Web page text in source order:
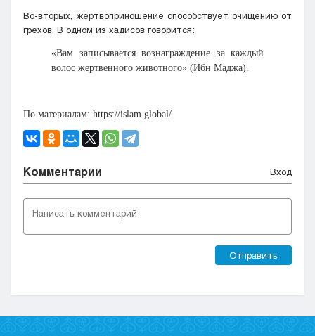
Во-вторых, жертвоприношение способствует очищению от
грехов. В одном из хадисов говорится:
«Вам записывается вознаграждение за каждый
волос жертвенного животного» (Ибн Маджа).
По материалам: https://islam.global/
Комментарии Вход
Отправить